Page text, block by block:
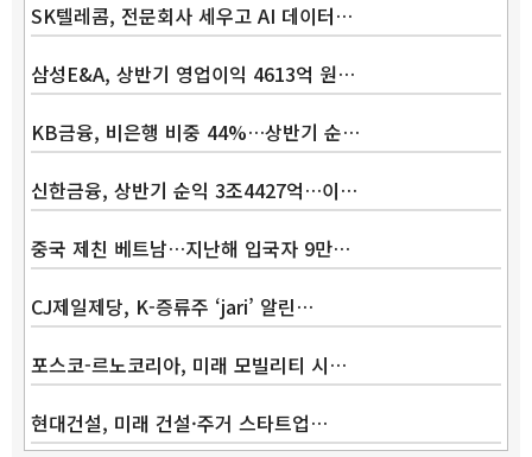
SK텔레콤, 전문회사 세우고 AI 데이터…
삼성E&A, 상반기 영업이익 4613억 원…
KB금융, 비은행 비중 44%…상반기 순…
신한금융, 상반기 순익 3조4427억…이…
중국 제친 베트남…지난해 입국자 9만…
CJ제일제당, K-증류주 ‘jari’ 알린…
포스코-르노코리아, 미래 모빌리티 시…
현대건설, 미래 건설·주거 스타트업…